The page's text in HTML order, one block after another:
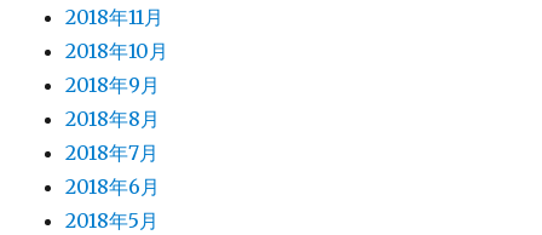
2018年11月
2018年10月
2018年9月
2018年8月
2018年7月
2018年6月
2018年5月